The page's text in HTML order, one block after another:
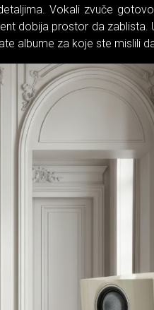
Vokali zvuče
dobija prostor da
albume za koje ste mislili